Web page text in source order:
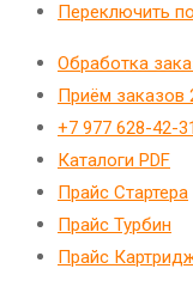
Переключить
Обработка
Приём заказов
+7 977 628-42-
Каталоги PDF
Прайс Стартера
Прайс Турбин
Прайс